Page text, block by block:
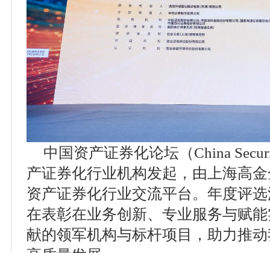
中国资产证券化论坛（China
产证券化行业机构发起，由上海高
资产证券化行业交流平台。年度评
在表彰在业务创新、专业服务与赋
献的领军机构与标杆项目，助力推